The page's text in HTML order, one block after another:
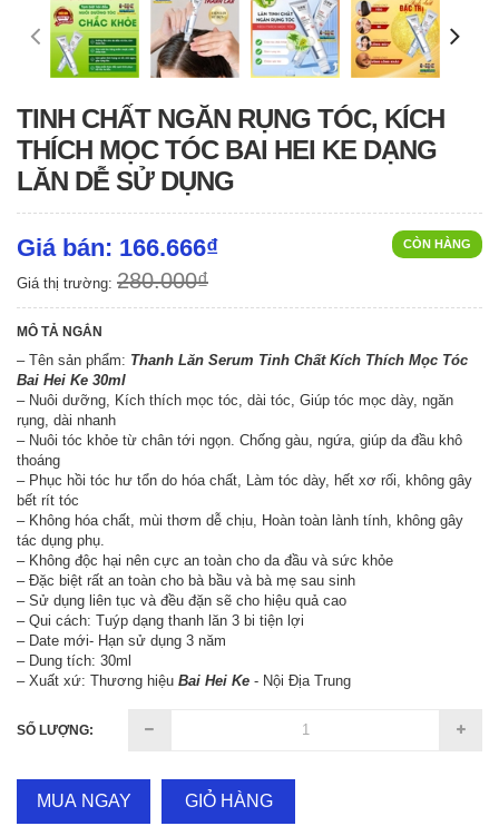
TINH CHẤT NGĂN RỤNG TÓC, KÍCH
THÍCH MỌC TÓC BAI HEI KE DẠNG
LĂN DỄ SỬ DỤNG
CÒN HÀNG
Giá bán: 166.666₫
Giá thị trường: 280.000₫
MÔ TẢ NGẮN
– Tên sản phẩm: Thanh Lăn Serum Tinh Chất Kích Thích Mọc Tóc
Bai Hei Ke 30ml
– Nuôi dưỡng, Kích thích mọc tóc, dài tóc, Giúp tóc mọc dày, ngăn
rụng, dài nhanh
– Nuôi tóc khỏe từ chân tới ngọn. Chống gàu, ngứa, giúp da đầu khô
thoáng
– Phục hồi tóc hư tổn do hóa chất, Làm tóc dày, hết xơ rối, không gây
bết rít tóc
– Không hóa chất, mùi thơm dễ chịu, Hoàn toàn lành tính, không gây
tác dụng phụ.
– Không độc hại nên cực an toàn cho da đầu và sức khỏe
– Đặc biệt rất an toàn cho bà bầu và bà mẹ sau sinh
– Sử dụng liên tục và đều đặn sẽ cho hiệu quả cao
– Qui cách: Tuýp dạng thanh lăn 3 bi tiện lợi
– Date mới- Hạn sử dụng 3 năm
– Dung tích: 30ml
– Xuất xứ: Thương hiệu Bai Hei Ke - Nội Địa Trung
SỐ LƯỢNG:
MUA NGAY GIỎ HÀNG